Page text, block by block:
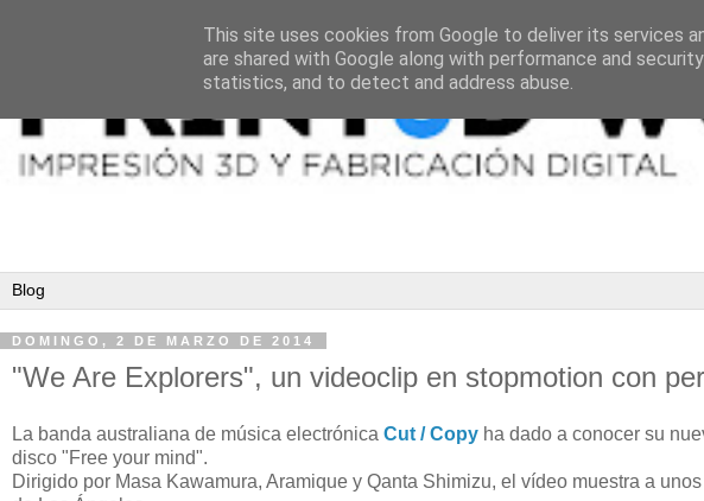
DOMINGO, 2 DE MARZO DE 2014
"We Are Explorers", un videoclip en stopmotion con
La banda australiana de música electrónica Cut / Copy ha dado a conocer su
disco "Free your mind".
Dirigido por Masa Kawamura, Aramique y Qanta Shimizu, el vídeo muestra a
This site uses cookies from Google to deliver its services
are shared with Google along with performance and
statistics, and to detect and address abuse.